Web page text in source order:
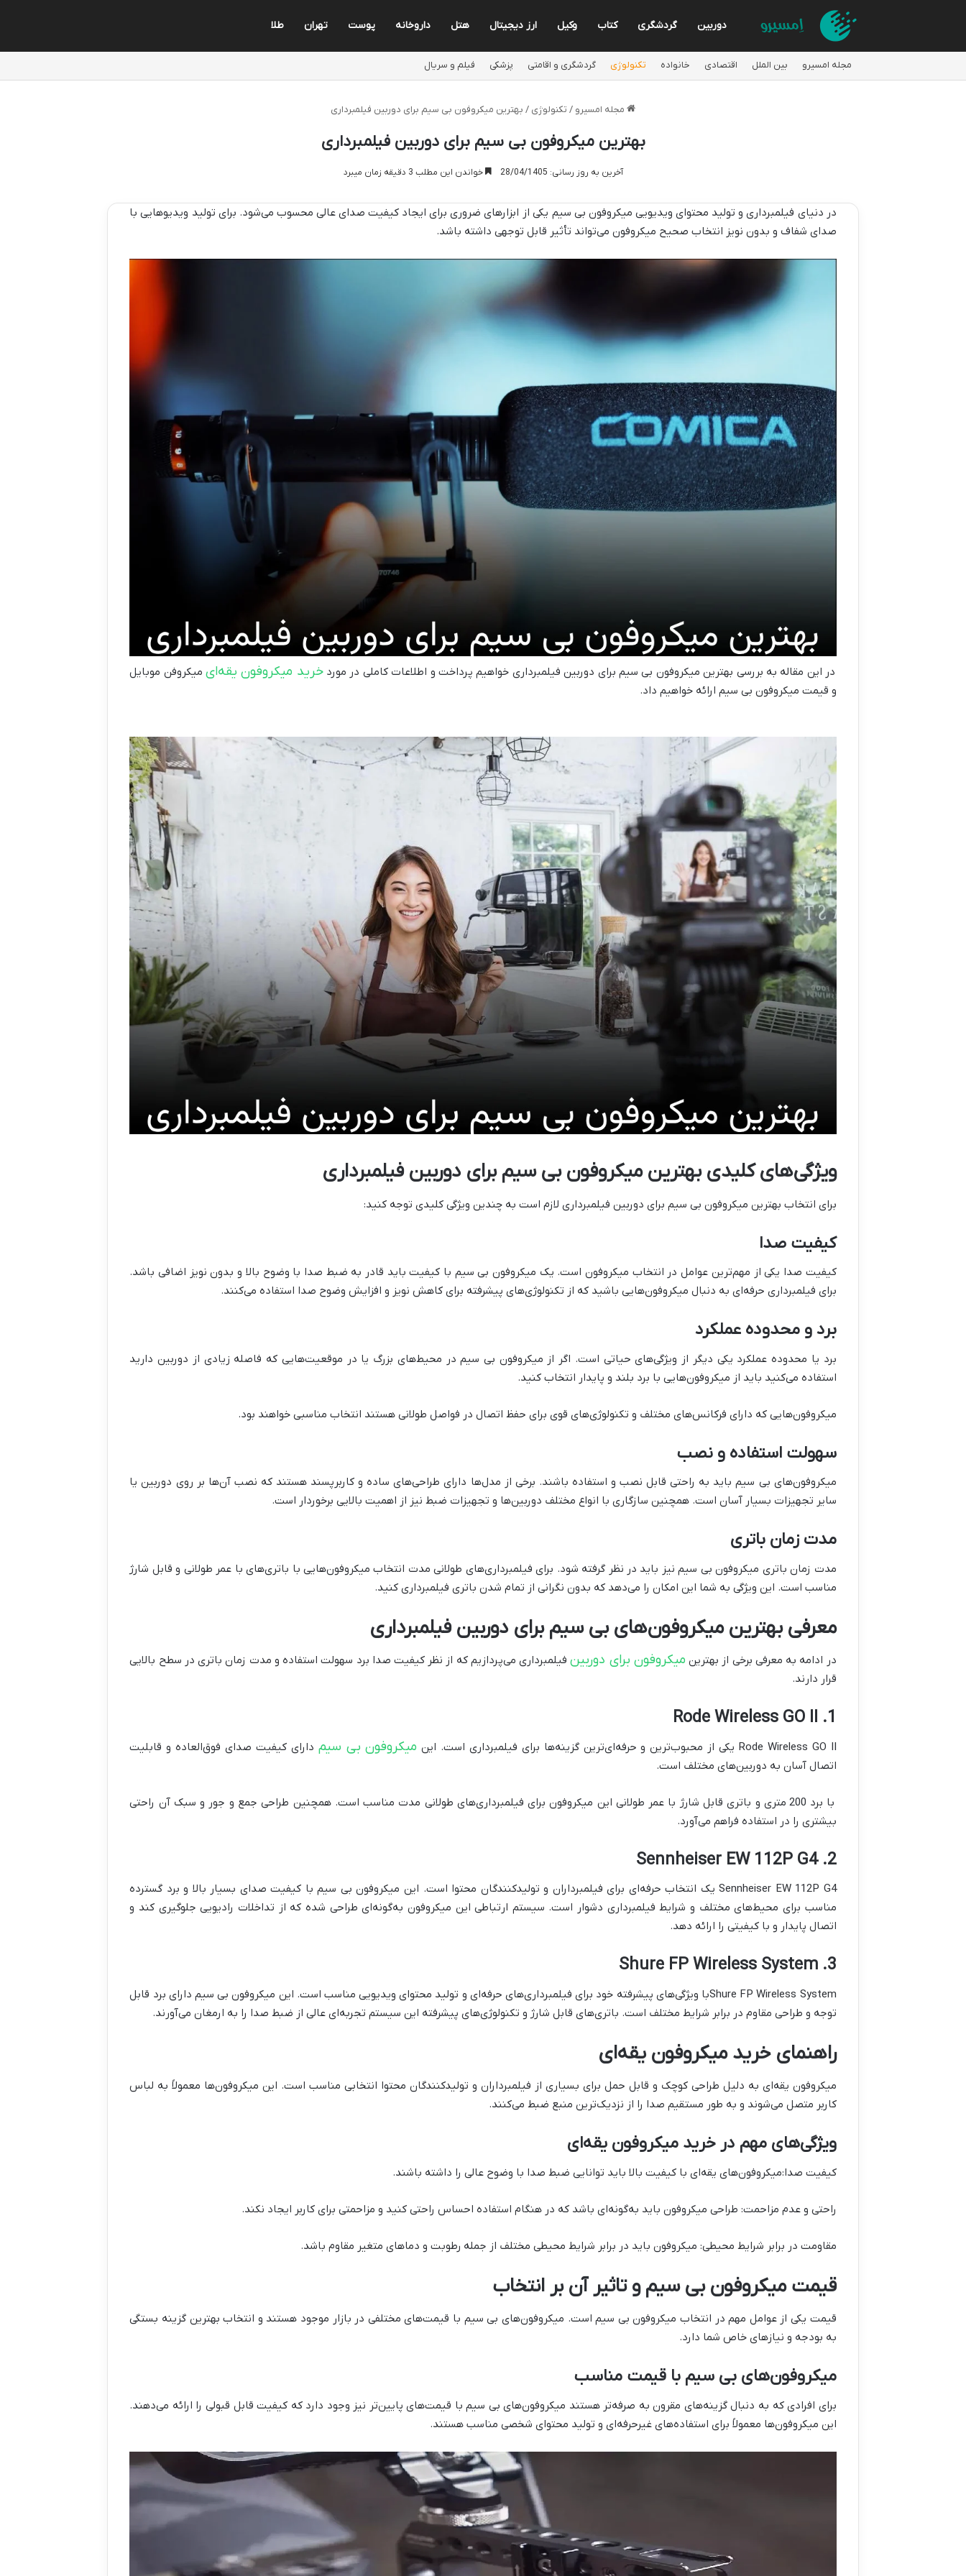
دوربین گردشگری کتاب وکیل ارز دیجیتال هتل داروخانه پوست تهران طلا
مجله امسیرو بین الملل اقتصادی خانواده تکنولوژی گردشگری و اقامتی پزشکی فیلم و سریال
مجله امسیرو / تکنولوژی / بهترین میکروفون بی سیم برای دوربین فیلمبرداری
بهترین میکروفون بی سیم برای دوربین فیلمبرداری
آخرین به روز رسانی: 28/04/1405 خواندن این مطلب 3 دقیقه زمان میبرد
در دنیای فیلمبرداری و تولید محتوای ویدیویی میکروفون بی سیم یکی از ابزارهای ضروری برای ایجاد کیفیت صدای عالی محسوب می‌شود. برای تولید ویدیوهایی با
صدای شفاف و بدون نویز انتخاب صحیح میکروفون می‌تواند تأثیر قابل توجهی داشته باشد.
در این مقاله به بررسی بهترین میکروفون بی سیم برای دوربین فیلمبرداری خواهیم پرداخت و اطلاعات کاملی در موردخرید میکروفون یقه‌ای میکروفن موبایل
و قیمت میکروفون بی سیم ارائه خواهیم داد.
ویژگی‌های کلیدی بهترین میکروفون بی سیم برای دوربین فیلمبرداری
برای انتخاب بهترین میکروفون بی سیم برای دوربین فیلمبرداری لازم است به چندین ویژگی کلیدی توجه کنید:
کیفیت صدا
کیفیت صدا یکی از مهم‌ترین عوامل در انتخاب میکروفون است. یک میکروفون بی سیم با کیفیت باید قادر به ضبط صدا با وضوح بالا و بدون نویز اضافی باشد.
برای فیلمبرداری حرفه‌ای به دنبال میکروفون‌هایی باشید که از تکنولوژی‌های پیشرفته برای کاهش نویز و افزایش وضوح صدا استفاده می‌کنند.
برد و محدوده عملکرد
برد یا محدوده عملکرد یکی دیگر از ویژگی‌های حیاتی است. اگر از میکروفون بی سیم در محیط‌های بزرگ یا در موقعیت‌هایی که فاصله زیادی از دوربین دارید
استفاده می‌کنید باید از میکروفون‌هایی با برد بلند و پایدار انتخاب کنید.
میکروفون‌هایی که دارای فرکانس‌های مختلف و تکنولوژی‌های قوی برای حفظ اتصال در فواصل طولانی هستند انتخاب مناسبی خواهند بود.
سهولت استفاده و نصب
میکروفون‌های بی سیم باید به راحتی قابل نصب و استفاده باشند. برخی از مدل‌ها دارای طراحی‌های ساده و کاربرپسند هستند که نصب آن‌ها بر روی دوربین یا
سایر تجهیزات بسیار آسان است. همچنین سازگاری با انواع مختلف دوربین‌ها و تجهیزات ضبط نیز از اهمیت بالایی برخوردار است.
مدت زمان باتری
مدت زمان باتری میکروفون بی سیم نیز باید در نظر گرفته شود. برای فیلمبرداری‌های طولانی مدت انتخاب میکروفون‌هایی با باتری‌های با عمر طولانی و قابل شارژ
مناسب است. این ویژگی به شما این امکان را می‌دهد که بدون نگرانی از تمام شدن باتری فیلمبرداری کنید.
معرفی بهترین میکروفون‌های بی سیم برای دوربین فیلمبرداری
در ادامه به معرفی برخی از بهترین میکروفون‌ برای دوربینفیلمبرداری می‌پردازیم که از نظر کیفیت صدا برد سهولت استفاده و مدت زمان باتری در سطح بالایی
قرار دارند.
1.
Rode Wireless GO II
Rode Wireless GO II یکی از محبوب‌ترین و حرفه‌ای‌ترین گزینه‌ها برای فیلمبرداری است. این میکروفون بی سیم دارای کیفیت صدای فوق‌العاده و قابلیت
اتصال آسان به دوربین‌های مختلف است.
با برد 200 متری و باتری قابل شارژ با عمر طولانی این میکروفون برای فیلمبرداری‌های طولانی مدت مناسب است. همچنین طراحی جمع و جور و سبک آن راحتی
بیشتری را در استفاده فراهم می‌آورد.
2.
Sennheiser EW 112P G4
Sennheiser EW 112P G4 یک انتخاب حرفه‌ای برای فیلمبرداران و تولیدکنندگان محتوا است. این میکروفون بی سیم با کیفیت صدای بسیار بالا و برد گسترده
مناسب برای محیط‌های مختلف و شرایط فیلمبرداری دشوار است. سیستم ارتباطی این میکروفون به‌گونه‌ای طراحی شده که از تداخلات رادیویی جلوگیری کند و
اتصال پایدار و با کیفیتی را ارائه دهد.
3.
Shure FP Wireless System
Shure FP Wireless Systemبا ویژگی‌های پیشرفته خود برای فیلمبرداری‌های حرفه‌ای و تولید محتوای ویدیویی مناسب است. این میکروفون بی سیم دارای برد قابل
توجه و طراحی مقاوم در برابر شرایط مختلف است. باتری‌های قابل شارژ و تکنولوژی‌های پیشرفته این سیستم تجربه‌ای عالی از ضبط صدا را به ارمغان می‌آورند.
راهنمای خرید میکروفون یقه‌ای
میکروفون یقه‌ای به دلیل طراحی کوچک و قابل حمل برای بسیاری از فیلمبرداران و تولیدکنندگان محتوا انتخابی مناسب است. این میکروفون‌ها معمولاً به لباس
کاربر متصل می‌شوند و به طور مستقیم صدا را از نزدیک‌ترین منبع ضبط می‌کنند.
ویژگی‌های مهم در خرید میکروفون یقه‌ای
کیفیت صدا:میکروفون‌های یقه‌ای با کیفیت بالا باید توانایی ضبط صدا با وضوح عالی را داشته باشند.
راحتی و عدم مزاحمت: طراحی میکروفون باید به‌گونه‌ای باشد که در هنگام استفاده احساس راحتی کنید و مزاحمتی برای کاربر ایجاد نکند.
مقاومت در برابر شرایط محیطی: میکروفون باید در برابر شرایط محیطی مختلف از جمله رطوبت و دماهای متغیر مقاوم باشد.
قیمت میکروفون بی سیم و تاثیر آن بر انتخاب
قیمت یکی از عوامل مهم در انتخاب میکروفون بی سیم است. میکروفون‌های بی سیم با قیمت‌های مختلفی در بازار موجود هستند و انتخاب بهترین گزینه بستگی
به بودجه و نیازهای خاص شما دارد.
میکروفون‌های بی سیم با قیمت مناسب
برای افرادی که به دنبال گزینه‌های مقرون به صرفه‌تر هستند میکروفون‌های بی سیم با قیمت‌های پایین‌تر نیز وجود دارد که کیفیت قابل قبولی را ارائه می‌دهند.
این میکروفون‌ها معمولاً برای استفاده‌های غیرحرفه‌ای و تولید محتوای شخصی مناسب هستند.